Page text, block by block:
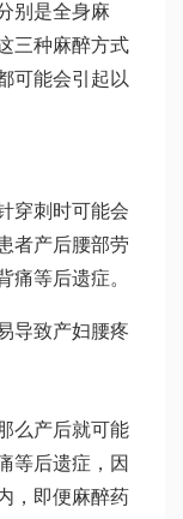
别是全身麻
三种麻醉方式
可能会引起以
穿刺时可能会
者产后腰部劳
痛等后遗症。
导致产妇腰疼
么产后就可能
等后遗症，因
，即便麻醉药